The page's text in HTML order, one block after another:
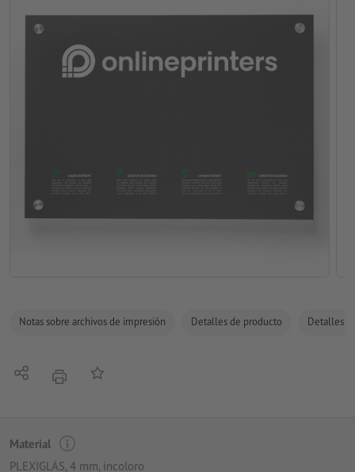
Notas sobre archivos de impresión Detalles de producto Detalles
CompartirimprimirAñadir a lista de favoritos
Material
PLEXIGLÁS, 4 mm, incoloro